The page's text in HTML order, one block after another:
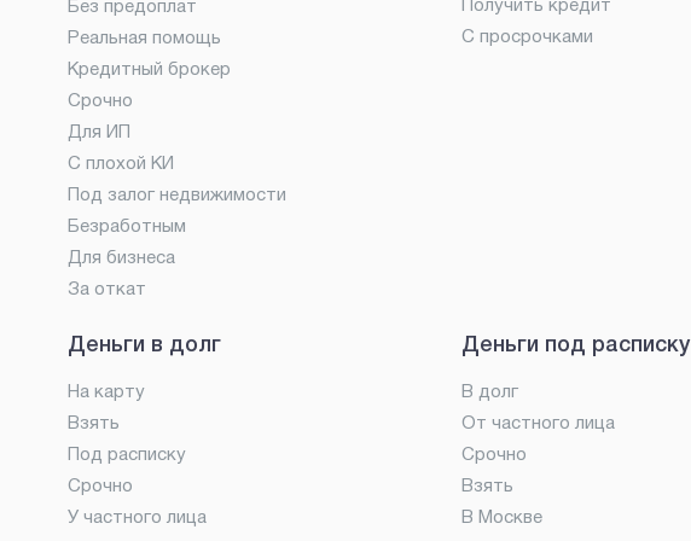
Без предоплат
Реальная помощь
Кредитный брокер
Срочно
Для ИП
С плохой КИ
Под залог недвижимости
Безработным
Для бизнеса
За откат
Получить кредит
С просрочками
Деньги в долг
На карту
Взять
Под расписку
Срочно
У частного лица
Деньги под расписку
В долг
От частного лица
Срочно
Взять
В Москве